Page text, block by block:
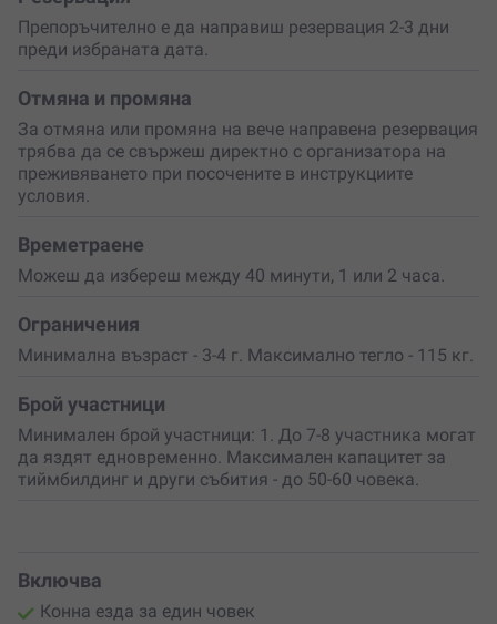
на Витоша, където ще усетиш невероятната връзка
между човек и природа. Всеки кон едобре обучен, а
инструкторите са до теб през цялото време, за да ти
бъде индивидуално или групово, което го прави
страхотен избор за семейни излети, приятелски
събирания или дори специални поводи като моминско
или ергенско парти.
Продължителността на разходката е
дълго приключение из гората. Осигурена е цялата
необходима екипировка – седла, каски и всичко
друго, за да се чувстваш комфортно и защитено
Не пропускайда се докоснеш до това красиво
преживяване и да се насладиш на свободата, която
разходка – това е момент на
със себе си и с благородните животни, които
вдъхновяват с грацията си.
Подари ситова уникално приключение илиизненадай
Препоръчително е да направиш резервация 2-3 дни
преди избраната дата.
Отмяна и промяна
За отмяна или промяна на вече направена резервация
трябва да се свържеш директно с организатора на
преживяването при посочените в инструкциите
условия.
Времетраене
Можеш да избереш между 40 минути, 1 или 2 часа.
Ограничения
Минимална възраст - 3-4 г. Максимално тегло - 115 кг.
Брой участници
Минимален брой участници: 1. До 7-8 участника могат
да яздят едновременно. Максимален капацитет за
тиймбилдинг и други събития - до 50-60 човека.
Включва
Конна езда за един човек